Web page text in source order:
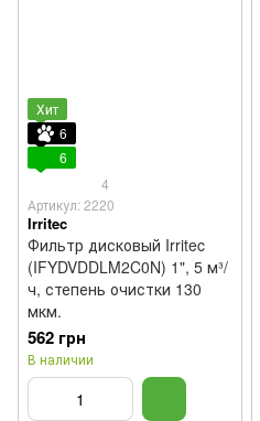
Хит
6
6
4
Артикул: 2220
Irritec
Фильтр дисковый Irritec
(IFYDVDDLM2C0N) 1", 5 м³/
ч, степень очистки 130
мкм.
562 грн
В наличии